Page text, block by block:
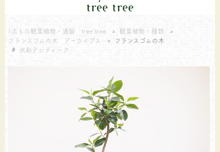
1点もの観葉植物・通販 tree tree > 観葉植物・種類
>
フランスゴムの木 アーカイブス
>
フランスゴムの木
# 水彩アンティーク